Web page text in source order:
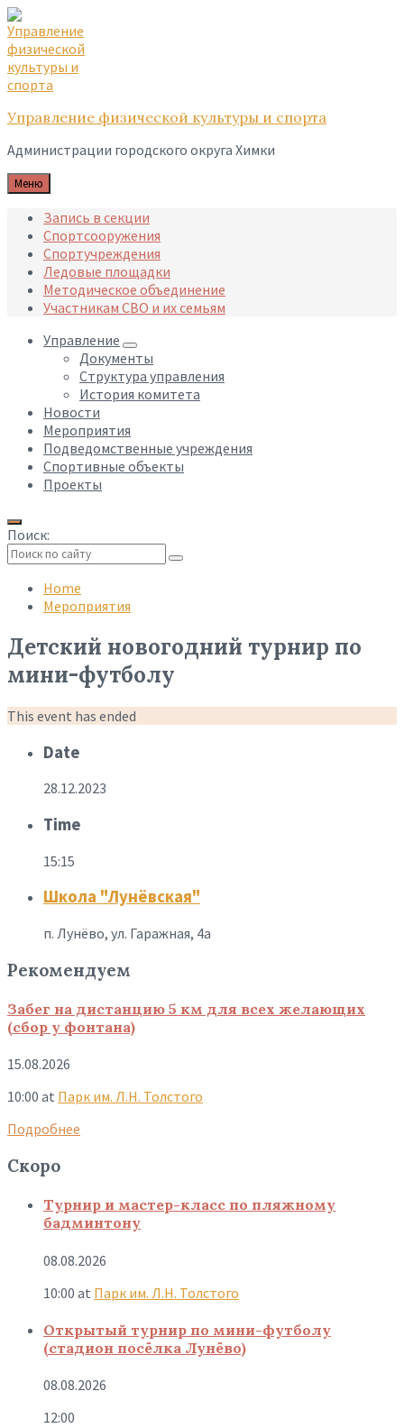
Skip
to
content
Skip
to
main
navigation
Skip
to
footer
Управление физической культуры и спорта
Администрации городского округа Химки
Меню
Запись в секции
Спортсооружения
Спортучреждения
Ледовые площадки
Методическое объединение
Участникам СВО и их семьям
Управление
Документы
Структура управления
История комитета
Новости
Мероприятия
Подведомственные учреждения
Спортивные объекты
Проекты
Поиск:
search
Home
Мероприятия
Детский новогодний турнир по
мини-футболу
This event has ended
Date
28.12.2023
Time
15:15
Школа "Лунёвская"
п. Лунёво, ул. Гаражная, 4а
Рекомендуем
Забег на дистанцию 5 км для всех желающих
(сбор у фонтана)
15.08.2026
10:00 at Парк им. Л.Н. Толстого
Подробнее
Скоро
Турнир и мастер-класс по пляжному
бадминтону
08.08.2026
10:00 at Парк им. Л.Н. Толстого
Открытый турнир по мини-футболу
(стадион посёлка Лунёво)
08.08.2026
12:00